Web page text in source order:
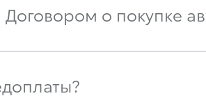
о покупке